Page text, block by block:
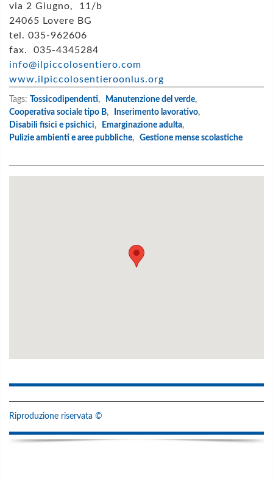
via 2 Giugno, 11/b
24065 Lovere BG
tel. 035-962606
fax. 035-4345284
info@ilpiccolosentiero.com
www.ilpiccolosentieroonlus.org
Tags: Tossicodipendenti, Manutenzione del verde,
Cooperativa sociale tipo B, Inserimento lavorativo,
Disabili fisici e psichici, Emarginazione adulta,
Pulizie ambienti e aree pubbliche, Gestione mense scolastiche
Riproduzione riservata ©